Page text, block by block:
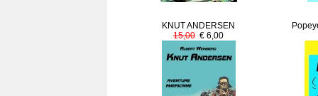
KNUT ANDERSEN
15,00 € 6,00